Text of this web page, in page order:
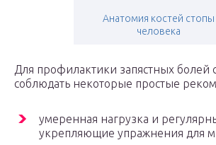
Анатомия костей стопы
человека
Для профилактики запястных болей
соблюдать некоторые простые
умеренная нагрузка и
укрепляющие упражнения для